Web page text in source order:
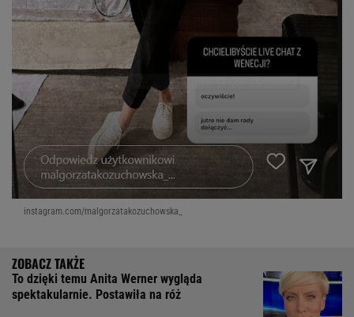
instagram.com/malgorzatakozuchowska_
To dzięki temu Anita Werner wygląda
spektakularnie. Postawiła na róż